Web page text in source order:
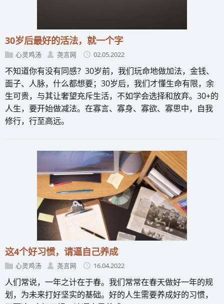
30岁后最好的活法，就一个字
心灵鸡汤 尧言网 02.05.2022
不知道你有没有同感？30岁前，我们玩命地做加法，金钱、
面子、人脉，什么都想要；30岁后，我们才懂生命有限，余
生可贵，与其让奢望充斥生活，不如学会选择和放弃。30+的
人生，要开始做减法。在寡言、寡身、寡欲、寡思中，自我
修行，行至高远。
这4个好习惯，请逼自己养成
心灵鸡汤 尧言网 16.04.2022
人们常说，一年之计在于春。我们常常在春天做好一年的规
划，为未来打好坚实的基础。好的人生需要养成好的习惯，